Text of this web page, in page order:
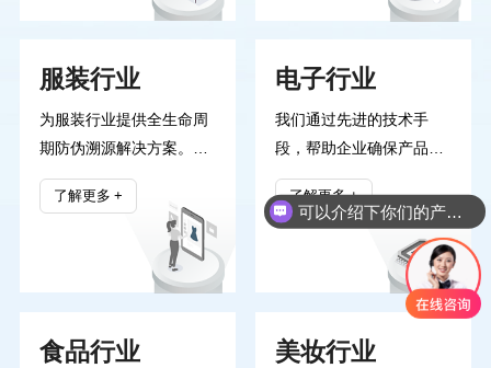
论是智能家居设备的研
构建，我们都致力于让每
安全、更便捷，助力家居
企业提升竞争力。
品的安全与合规。我们致
疗服务质量、降低运营风
透明的管理模式。
服装行业
为服装行业提供全生命周
期防伪溯源解决方案。通
过AI智能识别与区块链技
术，我们实现从生产、物
流到终端销售的全程可追
溯，确保产品信息的真实
性与安全性。我们的解决
品，提升品牌形象和消费
了解更多
电子行业
我们通过先进的技术手
段，帮助企业确保产品的
真实性，防止假冒伪劣商
品的流通。公司致力于结
合物联网、大数据与区块
链等技术，打造可追溯、
可验证的防伪系统，助力
客户提升品牌价值，保障
消费者权益。
了解更多
食品行业 美妆行业
可以介绍下你们的产品么